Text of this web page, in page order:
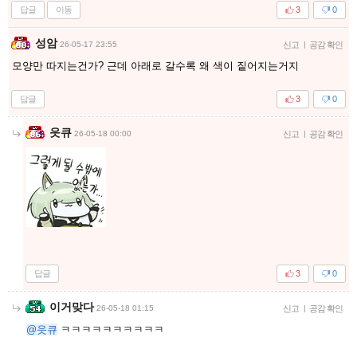
답글 이동 0
3
성암 26-05-17 23:55 신고 | 공감 확인
모양만 따지는건가? 근데 아래로 갈수록 왜 색이 짙어지는거지
답글 0
3
읏큐 26-05-18 00:00 신고 | 공감 확인
답글 0
3
이거맞다 26-05-18 01:15 신고 | 공감 확인
@읏큐 ㅋㅋㅋㅋㅋㅋㅋㅋㅋㅋ